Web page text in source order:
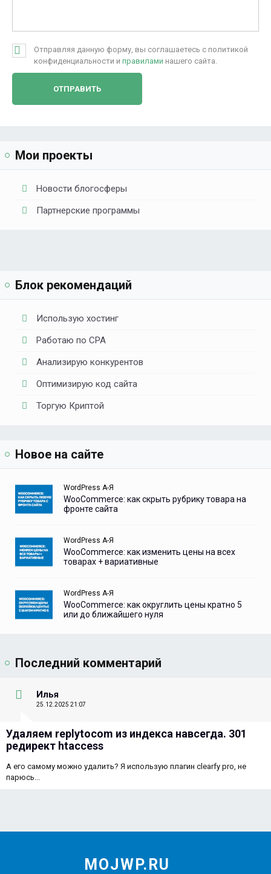
Отправляя данную форму, вы соглашаетесь с политикой
конфиденциальности и правилами нашего сайта.
Мои проекты
Новости блогосферы
Партнерские программы
Блок рекомендаций
Использую хостинг
Работаю по CPA
Анализирую конкурентов
Оптимизирую код сайта
Торгую Криптой
Новое на сайте
WordPress А-Я
WooCommerce: как скрыть рубрику товара на
фронте сайта
WordPress А-Я
WooCommerce: как изменить цены на всех
товарах + вариативные
WordPress А-Я
WooCommerce: как округлить цены кратно 5
или до ближайшего нуля
Последний комментарий
Илья
25.12.2025 21:07
Удаляем replytocom из индекса навсегда. 301
редирект htaccess
А его самому можно удалить? Я использую плагин clearfy pro, не
парюсь...
MOJWP.RU